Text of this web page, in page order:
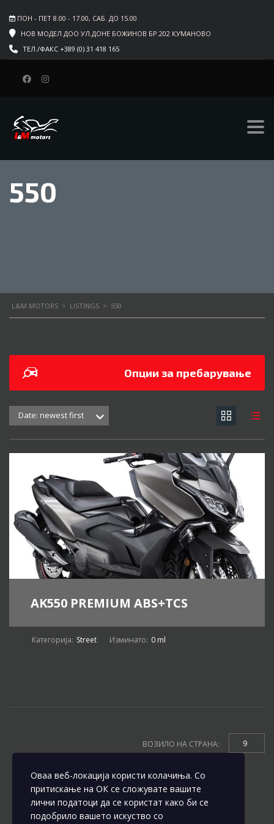
ПОН - ПЕТ 8.00 - 17.00, САБ. ДО 15.00
НОВ МОДЕЛ ДОО УЛ.ДОНЕ БОЖИНОВ БР.202 КУМАНОВО
ТЕЛ./ФАКС +389 (0) 31 418 165
550
L&M MOTORS > LISTINGS > 550
Опции за пребарување
Date: newest first
AK550 PREMIUM ABS+TCS
Категорија: Street Изминато: 0 ml
ВОЗИЛО НА СТРАНА: 9
Оваа веб-локација користи колачиња. Со
притискање на ОК се сложувате вашите
лични податоци да се користат како би се
подобрило вашето искуство со